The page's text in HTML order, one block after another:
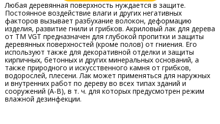
Любая деревянная поверхность нуждается в защите.
Постоянное воздействие влаги и других негативных
факторов вызывает разбухание волокон, деформацию
изделия, развитие гнили и грибков. Акриловый лак для дерева
от ТМ VGT предназначен для глубокой пропитки и защиты
деревянных поверхностей (кроме полов) от гниения. Его
используют также для декоративной отделки и защиты
кирпичных, бетонных и других минеральных оснований, а
также природного и искусственного камня от грибков,
водорослей, плесени. Лак может применяться для наружных
и внутренних работ по дереву во всех типах зданий и
сооружений (А-В), в т. ч. для которых предусмотрен режим
влажной дезинфекции.